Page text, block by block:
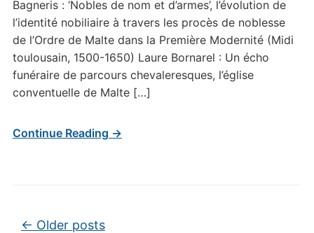
Bagneris : ‘Nobles de nom et d’armes’, l’évolution de
l’identité nobiliaire à travers les procès de noblesse
de l’Ordre de Malte dans la Première Modernité (Midi
toulousain, 1500-1650) Laure Bornarel : Un écho
funéraire de parcours chevaleresques, l’église
conventuelle de Malte […]
Continue Reading →
Post navigation
← Older posts